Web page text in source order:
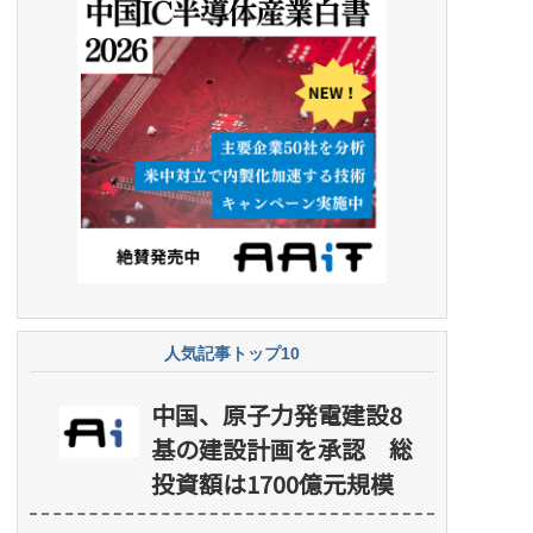
人気記事トップ10
中国、原子力発電建設8
基の建設計画を承認 総
投資額は1700億元規模